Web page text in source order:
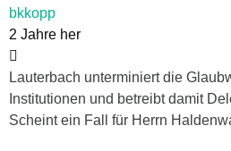
bkkopp
2 Jahre her
Lauterbach unterminiert die
Institutionen und betreibt damit
Scheint ein Fall für Herrn